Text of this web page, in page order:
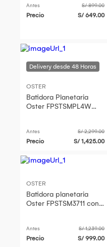
Antes S/ 899.00
Precio S/ 649.00
OSTER
Batidora Planetaria
Oster FPSTSMPL4W
Antes S/ 2,299.00
Precio S/ 1,425.00
OSTER
Batidora planetaria
Oster FPSTSM3711 con
Antes S/ 1,239.00
Precio S/ 999.00